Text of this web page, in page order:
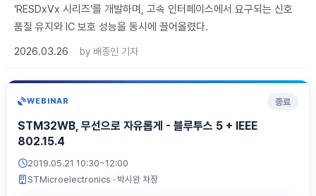
‘RESDxVx 시리즈’를 개발하며, 고속 인터페이스에서 요구되는 신호
품질 유지와 IC 보호 성능을 동시에 끌어올렸다.
2026.03.26
by 배종인 기자
WEBINAR 종료
STM32WB, 무선으로 자유롭게 - 블루투스 5 + IEEE
802.15.4
2019.05.21 10:30~12:00
STMicroelectronics · 박시완 차장